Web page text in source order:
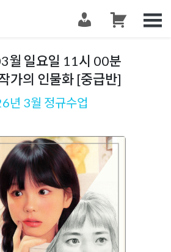
월 일요일 11시 00분
가의 인물화 [중급반]
년 3월 정규수업